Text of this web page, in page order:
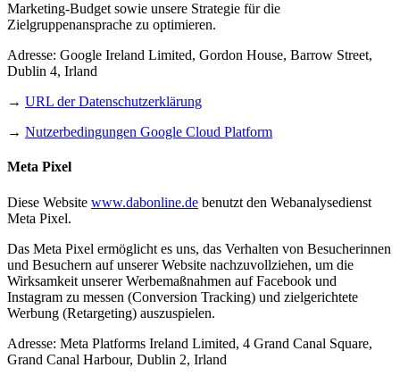
Marketing-Budget sowie unsere Strategie für die
Zielgruppenansprache zu optimieren.
Adresse: Google Ireland Limited, Gordon House, Barrow Street,
Dublin 4, Irland
→ URL der Datenschutzerklärung
→ Nutzerbedingungen Google Cloud Platform
Meta Pixel
Diese Website www.dabonline.de benutzt den Webanalysedienst
Meta Pixel.
Das Meta Pixel ermöglicht es uns, das Verhalten von Besucherinnen
und Besuchern auf unserer Website nachzuvollziehen, um die
Wirksamkeit unserer Werbemaßnahmen auf Facebook und
Instagram zu messen (Conversion Tracking) und zielgerichtete
Werbung (Retargeting) auszuspielen.
Adresse: Meta Platforms Ireland Limited, 4 Grand Canal Square,
Grand Canal Harbour, Dublin 2, Irland